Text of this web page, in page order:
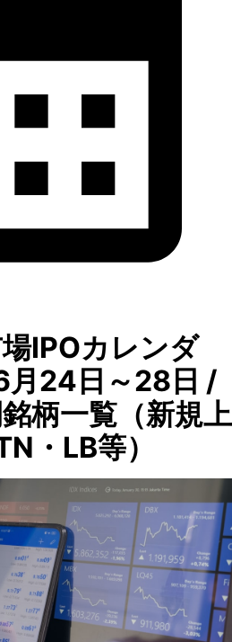
場IPOカレンダ
24日～28日 /
柄一覧（新規上
・LB等）